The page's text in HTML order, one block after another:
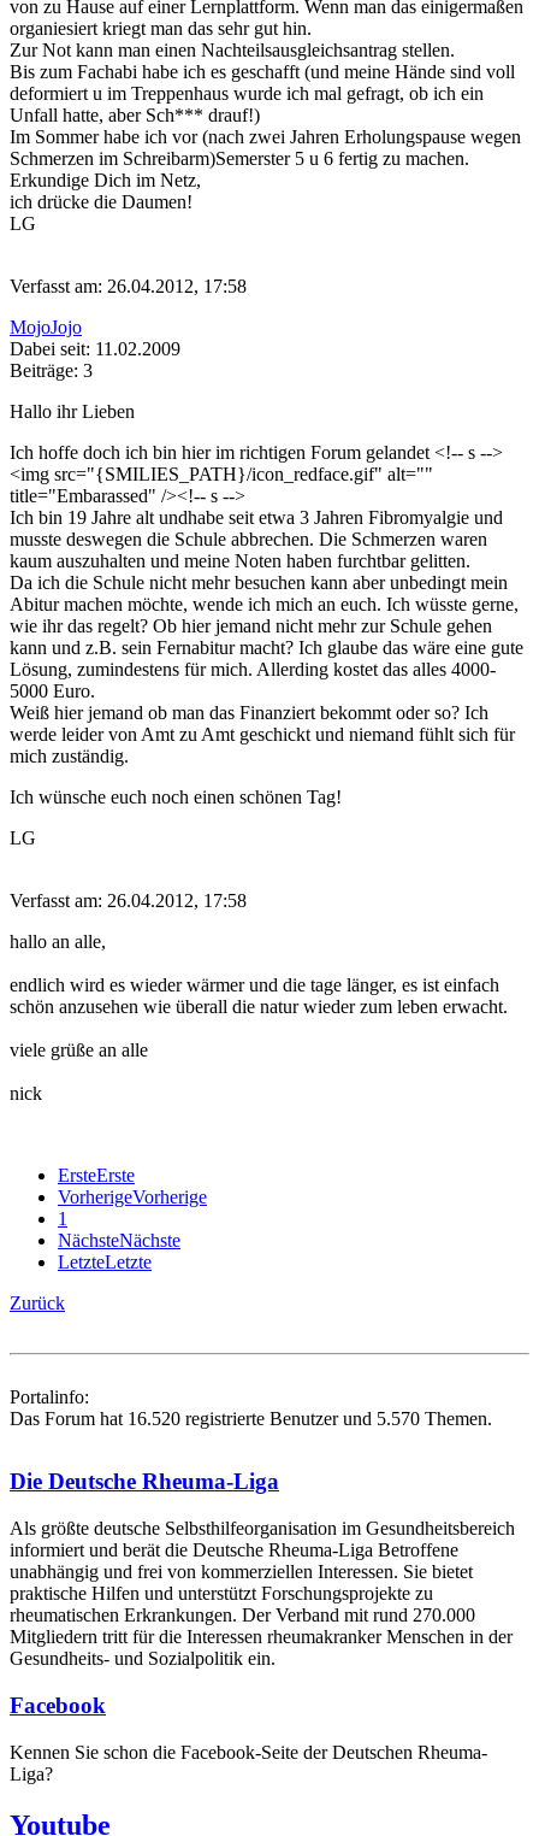
von zu Hause auf einer Lernplattform. Wenn man das einigermaßen
organiesiert kriegt man das sehr gut hin.
Zur Not kann man einen Nachteilsausgleichsantrag stellen.
Bis zum Fachabi habe ich es geschafft (und meine Hände sind voll
deformiert u im Treppenhaus wurde ich mal gefragt, ob ich ein
Unfall hatte, aber Sch*** drauf!)
Im Sommer habe ich vor (nach zwei Jahren Erholungspause wegen
Schmerzen im Schreibarm)Semerster 5 u 6 fertig zu machen.
Erkundige Dich im Netz,
ich drücke die Daumen!
LG
Verfasst am: 26.04.2012, 17:58
MojoJojo
Dabei seit: 11.02.2009
Beiträge: 3
Hallo ihr Lieben
Ich hoffe doch ich bin hier im richtigen Forum gelandet <!-- s -->
<img src="{SMILIES_PATH}/icon_redface.gif" alt=""
title="Embarassed" /><!-- s -->
Ich bin 19 Jahre alt undhabe seit etwa 3 Jahren Fibromyalgie und
musste deswegen die Schule abbrechen. Die Schmerzen waren
kaum auszuhalten und meine Noten haben furchtbar gelitten.
Da ich die Schule nicht mehr besuchen kann aber unbedingt mein
Abitur machen möchte, wende ich mich an euch. Ich wüsste gerne,
wie ihr das regelt? Ob hier jemand nicht mehr zur Schule gehen
kann und z.B. sein Fernabitur macht? Ich glaube das wäre eine gute
Lösung, zumindestens für mich. Allerding kostet das alles 4000-
5000 Euro.
Weiß hier jemand ob man das Finanziert bekommt oder so? Ich
werde leider von Amt zu Amt geschickt und niemand fühlt sich für
mich zuständig.
Ich wünsche euch noch einen schönen Tag!
LG
Verfasst am: 26.04.2012, 17:58
hallo an alle,
endlich wird es wieder wärmer und die tage länger, es ist einfach
schön anzusehen wie überall die natur wieder zum leben erwacht.
viele grüße an alle
nick
ErsteErste
VorherigeVorherige
1
NächsteNächste
LetzteLetzte
Zurück
Portalinfo:
Das Forum hat 16.520 registrierte Benutzer und 5.570 Themen.
Die Deutsche Rheuma-Liga
Als größte deutsche Selbsthilfe­organisation im Gesundheitsbereich
informiert und berät die Deutsche Rheuma-Liga Betroffene
unabhängig und frei von kommerziellen Interessen. Sie bietet
praktische Hilfen und unterstützt Forschungsprojekte zu
rheumatischen Erkrankungen. Der Verband mit rund 270.000
Mitgliedern tritt für die Interessen rheumakranker Menschen in der
Gesundheits- und Sozialpolitik ein.
Facebook
Kennen Sie schon die Facebook-Seite der Deutschen Rheuma-
Liga?
Youtube